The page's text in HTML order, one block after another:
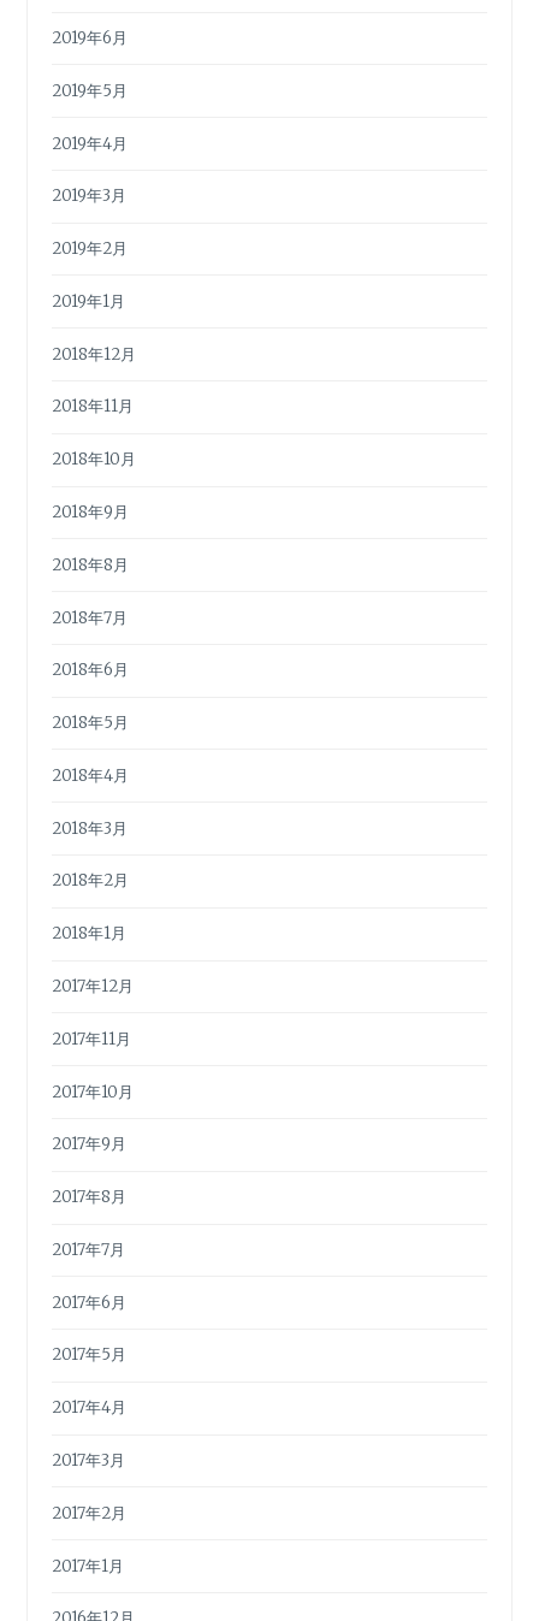
2019年6月
2019年5月
2019年4月
2019年3月
2019年2月
2019年1月
2018年12月
2018年11月
2018年10月
2018年9月
2018年8月
2018年7月
2018年6月
2018年5月
2018年4月
2018年3月
2018年2月
2018年1月
2017年12月
2017年11月
2017年10月
2017年9月
2017年8月
2017年7月
2017年6月
2017年5月
2017年4月
2017年3月
2017年2月
2017年1月